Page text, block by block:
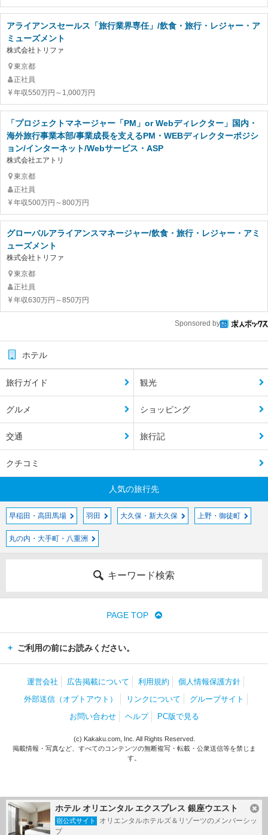
アライアンスセールス「旅行業界専任」/飲食・旅行・レジャー・ア
ミューズメント
株式会社トリファ
東京都
正社員
年収550万円～1,000万円
「プロジェクトマネージャー「PM」or Webディレクター」国内・
海外旅行事業本部/事業成長を支えるPM・WEBディレクターポジシ
ョン/インターネット/Webサービス・ASP
株式会社エアトリ
東京都
正社員
年収500万円～800万円
グローバルアライアンスマネージャー/飲食・旅行・レジャー・アミ
ューズメント
株式会社トリファ
東京都
正社員
年収630万円～850万円
Sponsored by
ホテル オリエンタル エクスプレス 銀座ウエスト
宿公式サイト
オリエンタルホテルズ＆リゾーツのメンバーシッ
プ
ホテル
旅行ガイド 観光
グルメ ショッピング
交通 旅行記
クチコミ
人気の旅行先
早稲田・高田馬場 羽田 大久保・新大久保 上野・御徒町
丸の内・大手町・八重洲
キーワード検索
PAGE TOP
ご利用の前にお読みください。
運営会社 広告掲載について 利用規約
個人情報保護方針
外部送信（オプトアウト）
リンクについて
グループサイト
お問い合わせ
ヘルプ PC版で見る
(c) Kakaku.com, Inc. All Rights Reserved.
掲載情報・写真など、すべてのコンテンツの無断複写・転載・公衆送信等を禁じま
す。